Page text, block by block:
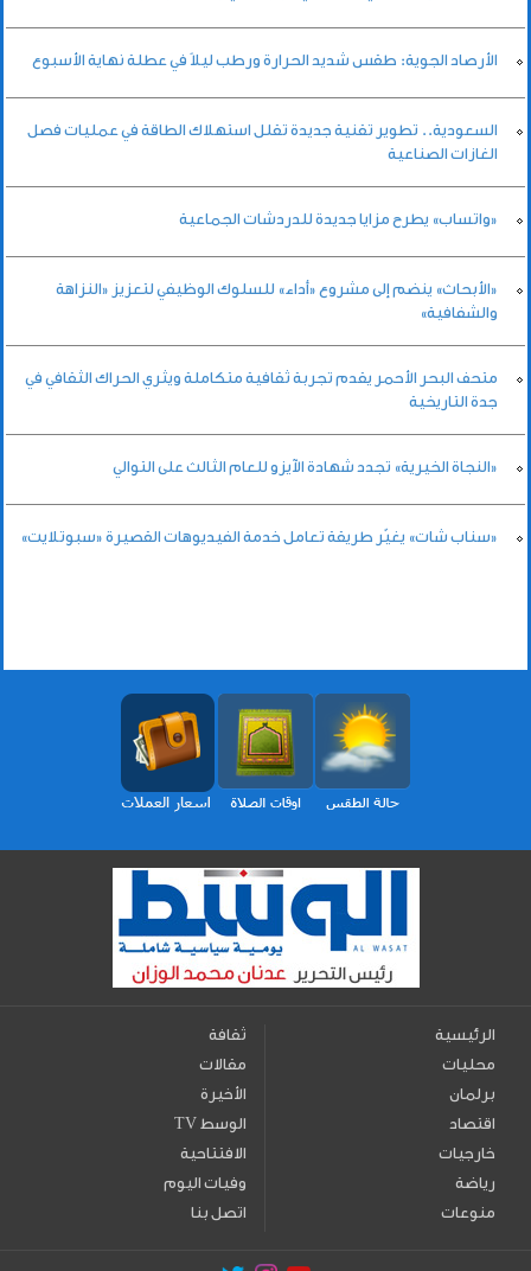
الأرصاد الجوية: طقس شديد الحرارة ورطب ليلاً في عطلة نهاية الأسبوع
السعودية.. تطوير تقنية جديدة تقلل استهلاك الطاقة في عمليات فصل
الغازات الصناعية
«واتساب» يطرح مزايا جديدة للدردشات الجماعية
«الأبحاث» ينضم إلى مشروع «أداء» للسلوك الوظيفي لتعزيز «النزاهة
والشفافية»
متحف البحر الأحمر يقدم تجربة ثقافية متكاملة ويثري الحراك الثقافي في
جدة التاريخية
«النجاة الخيرية» تجدد شهادة الآيزو للعام الثالث على التوالي
«سناب شات» يغيّر طريقة تعامل خدمة الفيديوهات القصيرة «سبوتلايت»
الرئيسية
محليات
برلمان
اقتصاد
خارجيات
رياضة
منوعات
ثقافة
مقالات
الأخيرة
TV الوسط
الافتتاحية
وفيات اليوم
اتصل بنا